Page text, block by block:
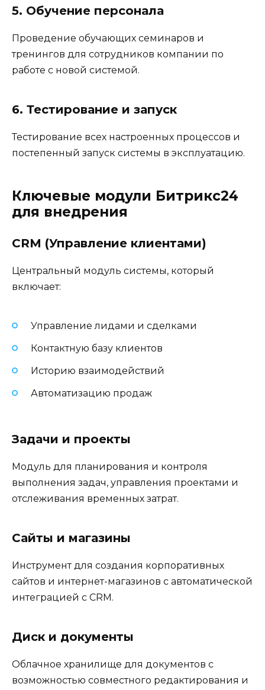
5. Обучение персонала
Проведение обучающих семинаров и
тренингов для сотрудников компании по
работе с новой системой.
6. Тестирование и запуск
Тестирование всех настроенных процессов и
постепенный запуск системы в эксплуатацию.
Ключевые модули Битрикс24
для внедрения
CRM (Управление клиентами)
Центральный модуль системы, который
включает:
Управление лидами и сделками
Контактную базу клиентов
Историю взаимодействий
Автоматизацию продаж
Задачи и проекты
Модуль для планирования и контроля
выполнения задач, управления проектами и
отслеживания временных затрат.
Сайты и магазины
Инструмент для создания корпоративных
сайтов и интернет-магазинов с автоматической
интеграцией с CRM.
Диск и документы
Облачное хранилище для документов с
возможностью совместного редактирования и